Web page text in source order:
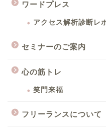
ワードプレス
アクセス解析診断レ
セミナーのご案内
心の筋トレ
笑門来福
フリーランスについて